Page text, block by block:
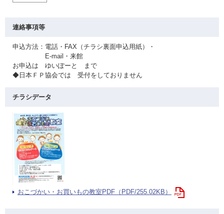
連絡事項等
申込方法：電話・FAX（チラシ裏面申込用紙）・
E-mail・来館
お申込は ゆいぽーと まで
◆日本ＦＰ協会では 受付をしておりません
チラシデータ
おこづかい・お買いもの教室PDF（PDF/255.02KB）